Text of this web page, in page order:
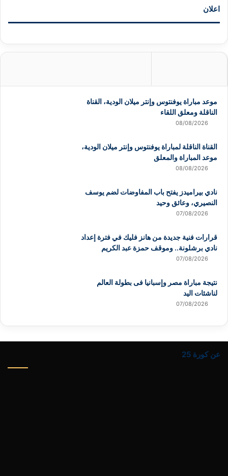
اعلان
موعد مباراة يوفنتوس وإنتر ميلان الودية، القناة
الناقلة ومعلق اللقاء
08/08/2026
القناة الناقلة لمباراة يوفنتوس وإنتر ميلان الودية،
موعد المباراة والمعلق
08/08/2026
نادي بيراميدز يفتح باب المفاوضات لضم يوسف
النصيري، وعائق وحيد
07/08/2026
قرارات فنية جديدة من هانز فليك في فترة إعداد
نادي برشلونة.. وموقف حمزة عبد الكريم
07/08/2026
نتيجة مباراة مصر وإسبانيا فى بطولة العالم
لناشئات اليد
07/08/2026
عن كورة 25